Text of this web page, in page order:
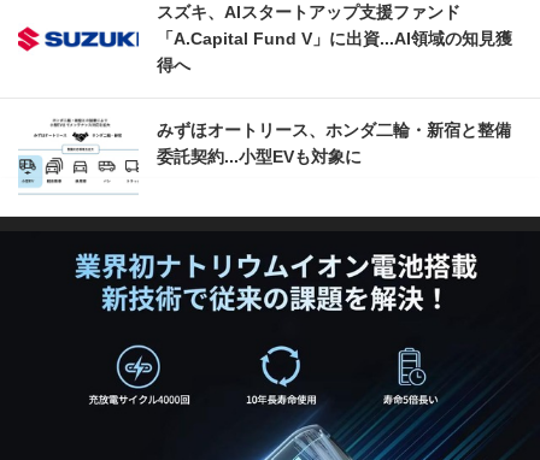
スズキ、AIスタートアップ支援ファンド
「A.Capital Fund V」に出資...AI領域の知見獲
得へ
みずほオートリース、ホンダ二輪・新宿と整備
委託契約...小型EVも対象に